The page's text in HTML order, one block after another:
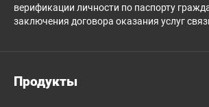
верификации личности по паспорту
заключения договора оказания услуг
Продукты